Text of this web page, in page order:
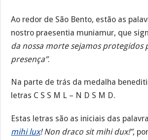
Ao redor de São Bento, estão as
nostro praesentia muniamur, que
da nossa morte sejamos protegidos
presença”.
Na parte de trás da medalha
letras C S S M L – N D S M D.
Estas letras são as iniciais das
mihi lux! Non draco sit mihi dux!”,